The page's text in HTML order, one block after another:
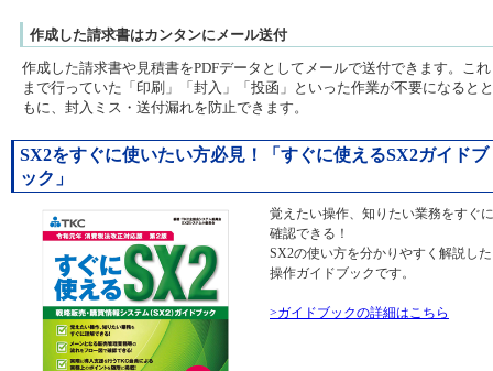
作成した請求書はカンタンにメール送付
作成した請求書や見積書をPDFデータとしてメールで送付できます。これ
まで行っていた「印刷」「封入」「投函」といった作業が不要になるとと
もに、封入ミス・送付漏れを防止できます。
SX2をすぐに使いたい方必見！「すぐに使えるSX2ガイドブ
ック」
覚えたい操作、知りたい業務をすぐに
確認できる！
SX2の使い方を分かりやすく解説した
操作ガイドブックです。
>ガイドブックの詳細はこちら